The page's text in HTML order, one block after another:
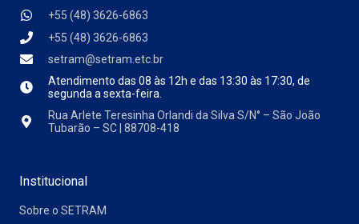
+55 (48) 3626-6863
+55 (48) 3626-6863
setram@setram.etc.br
Atendimento das 08 às 12h e das 13:30 às 17:30, de
segunda a sexta-feira.
Rua Arlete Teresinha Orlandi da Silva S/N° – São João
Tubarão – SC | 88708-418
Institucional
Sobre o SETRAM